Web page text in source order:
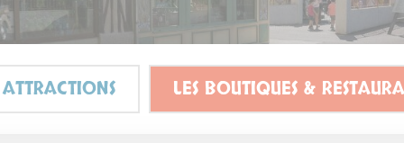
ATTRACTIONS LES BOUTIQUES &